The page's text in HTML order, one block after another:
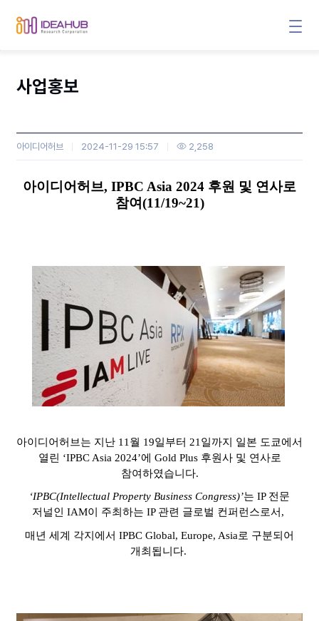
사업홍보
아이디어허브 2024-11-29 15:57
2,258
아이디어허브, IPBC Asia 2024 후원 및 연사로
참여(11/19~21)
아이디어허브는 지난 11 월 19일부터 21 일까지 일본 도쿄에서
열린 ‘IPBC Asia 2024’에 Gold Plus 후원사 및 연사로
참여하였습니다.
‘IPBC(Intellectual Property Business Congress)’는 IP 전문
저널인 IAM이 주최하는 IP 관련 글로벌 컨퍼런스로서 ,
매년 세계 각지에서 IPBC Global, Europe, Asia로 구분되어
개최됩니다.